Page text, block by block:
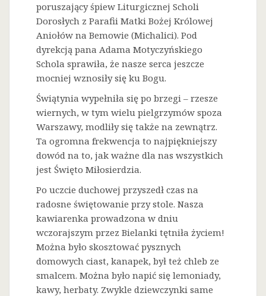
poruszający śpiew Liturgicznej Scholi
Dorosłych z Parafii Matki Bożej Królowej
Aniołów na Bemowie (Michalici). Pod
dyrekcją pana Adama Motyczyńskiego
Schola sprawiła, że nasze serca jeszcze
mocniej wznosiły się ku Bogu.
Świątynia wypełniła się po brzegi – rzesze
wiernych, w tym wielu pielgrzymów spoza
Warszawy, modliły się także na zewnątrz.
Ta ogromna frekwencja to najpiękniejszy
dowód na to, jak ważne dla nas wszystkich
jest Święto Miłosierdzia.
Po uczcie duchowej przyszedł czas na
radosne świętowanie przy stole. Nasza
kawiarenka prowadzona w dniu
wczorajszym przez Bielanki tętniła życiem!
Można było skosztować pysznych
domowych ciast, kanapek, był też chleb ze
smalcem. Można było napić się lemoniady,
kawy, herbaty. Zwykle dziewczynki same